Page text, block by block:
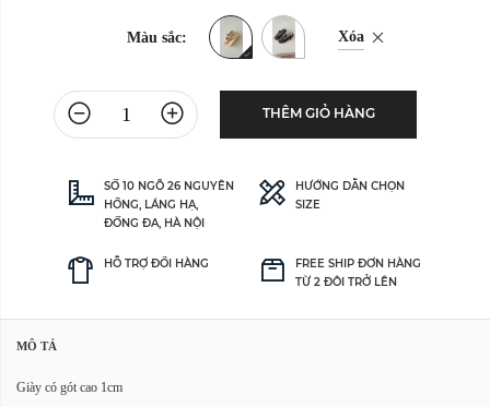
Màu sắc: Xóa
THÊM GIỎ HÀNG
SỐ 10 NGÕ 26 NGUYÊN
HỒNG, LÁNG HẠ,
ĐỐNG ĐA, HÀ NỘI
HƯỚNG DẪN CHỌN
SIZE
HỖ TRỢ ĐỔI HÀNG
FREE SHIP ĐƠN HÀNG
TỪ 2 ĐÔI TRỞ LÊN
MÔ TẢ
Giày có gót cao 1cm